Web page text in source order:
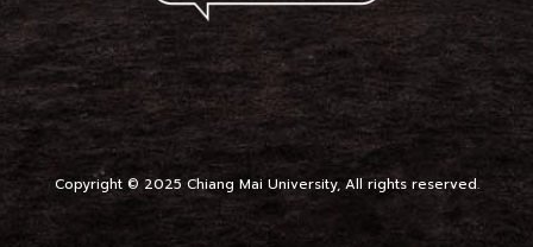
Copyright © 2025 Chiang Mai University, All rights reserved.